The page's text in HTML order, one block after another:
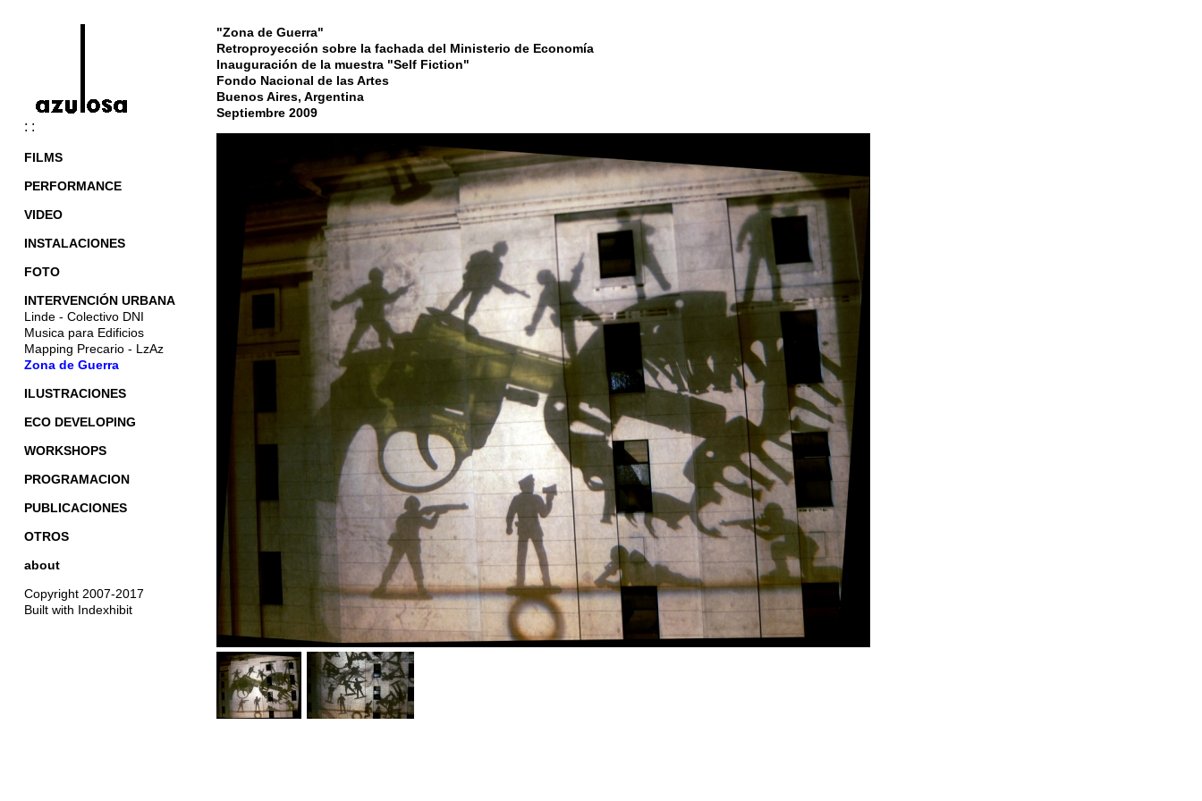
: :
FILMS
PERFORMANCE
VIDEO
INSTALACIONES
FOTO
INTERVENCIÓN URBANA
Linde - Colectivo DNI
Musica para Edificios
Mapping Precario - LzAz
Zona de Guerra
ILUSTRACIONES
ECO DEVELOPING
WORKSHOPS
PROGRAMACION
PUBLICACIONES
OTROS
about
Copyright 2007-2017
Built with Indexhibit
"Zona de Guerra"
Retroproyección sobre la fachada del Ministerio de Economía
Inauguración de la muestra "Self Fiction"
Fondo Nacional de las Artes
Buenos Aires, Argentina
Septiembre 2009